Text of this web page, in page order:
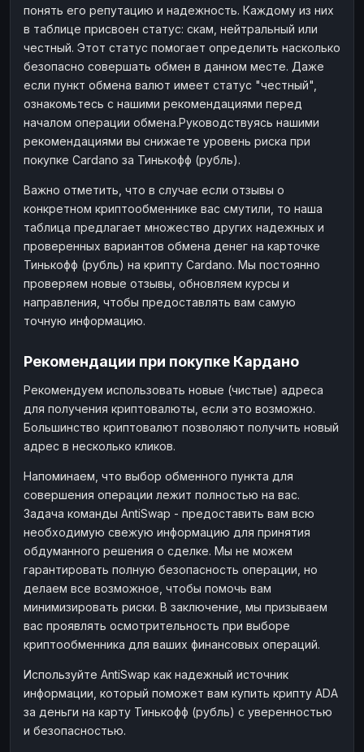
понять его репутацию и надежность. Каждому из них
в таблице присвоен статус: скам, нейтральный или
честный. Этот статус помогает определить насколько
безопасно совершать обмен в данном месте. Даже
если пункт обмена валют имеет статус "честный",
ознакомьтесь с нашими рекомендациями перед
началом операции обмена.Руководствуясь нашими
рекомендациями вы снижаете уровень риска при
покупке Cardano за Тинькофф (рубль).
Важно отметить, что в случае если отзывы о
конкретном криптообменнике вас смутили, то наша
таблица предлагает множество других надежных и
проверенных вариантов обмена денег на карточке
Тинькофф (рубль) на крипту Cardano. Мы постоянно
проверяем новые отзывы, обновляем курсы и
направления, чтобы предоставлять вам самую
точную информацию.
Рекомендации при покупке Кардано
Рекомендуем использовать новые (чистые) адреса
для получения криптовалюты, если это возможно.
Большинство криптовалют позволяют получить новый
адрес в несколько кликов.
Напоминаем, что выбор обменного пункта для
совершения операции лежит полностью на вас.
Задача команды AntiSwap - предоставить вам всю
необходимую свежую информацию для принятия
обдуманного решения о сделке. Мы не можем
гарантировать полную безопасность операции, но
делаем все возможное, чтобы помочь вам
минимизировать риски. В заключение, мы призываем
вас проявлять осмотрительность при выборе
криптообменника для ваших финансовых операций.
Используйте AntiSwap как надежный источник
информации, который поможет вам купить крипту ADA
за деньги на карту Тинькофф (рубль) с уверенностью
и безопасностью.